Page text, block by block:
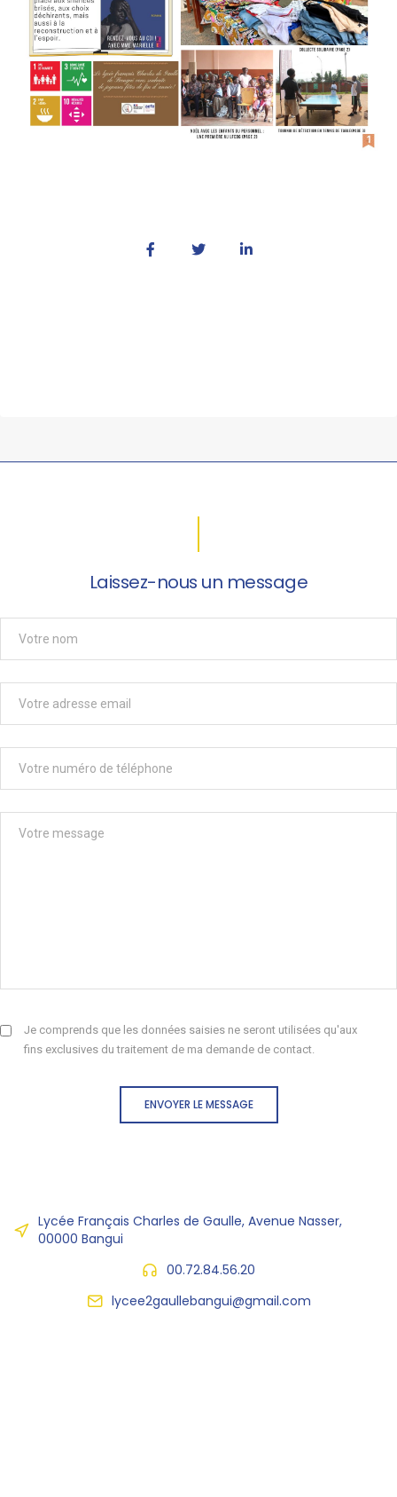
Laissez-nous un message
Je comprends que les données saisies ne seront utilisées qu'aux
fins exclusives du traitement de ma demande de contact.
ENVOYER LE MESSAGE
Lycée Français Charles de Gaulle, Avenue Nasser,
00000 Bangui
00.72.84.56.20
lycee2gaullebangui@gmail.com